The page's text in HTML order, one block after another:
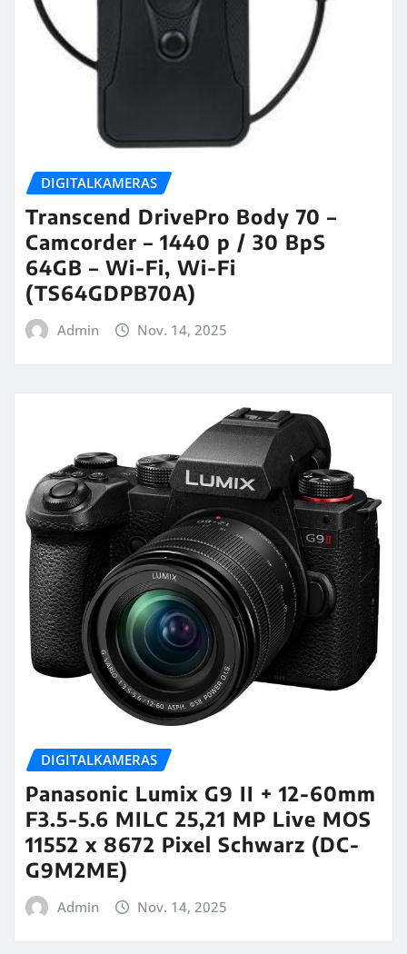
DIGITALKAMERAS
Transcend DrivePro Body 70 –
Camcorder – 1440 p / 30 BpS
64GB – Wi-Fi, Wi-Fi
(TS64GDPB70A)
Admin Nov. 14, 2025
DIGITALKAMERAS
Panasonic Lumix G9 II + 12-60mm
F3.5-5.6 MILC 25,21 MP Live MOS
11552 x 8672 Pixel Schwarz (DC-
G9M2ME)
Admin Nov. 14, 2025